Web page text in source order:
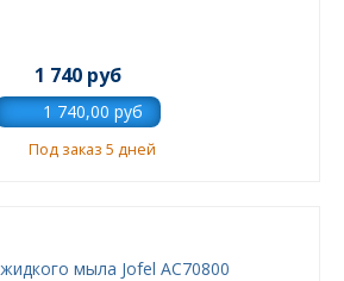
1 740 руб
Под заказ 5 дней
мыла Jofel AC70800